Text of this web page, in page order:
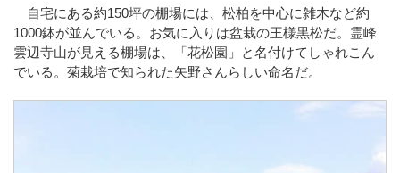
自宅にある約150坪の棚場には、松柏を中心に雑木など約
1000鉢が並んでいる。お気に入りは盆栽の王様黒松だ。霊峰
雲辺寺山が見える棚場は、「花松園」と名付けてしゃれこん
でいる。菊栽培で知られた矢野さんらしい命名だ。